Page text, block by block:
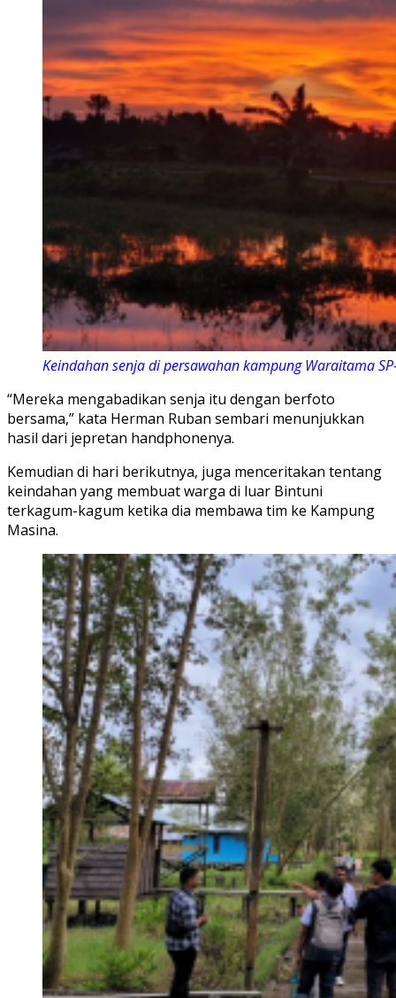
Keindahan senja di persawahan kampung Waraitama
“Mereka mengabadikan senja itu dengan berfoto
bersama,” kata Herman Ruban sembari menunjukkan
hasil dari jepretan handphonenya.
Kemudian di hari berikutnya, juga menceritakan tentang
keindahan yang membuat warga di luar Bintuni
terkagum-kagum ketika dia membawa tim ke Kampung
Masina.